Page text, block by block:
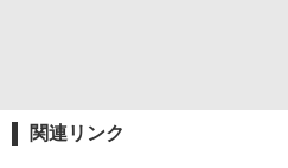
関連リンク